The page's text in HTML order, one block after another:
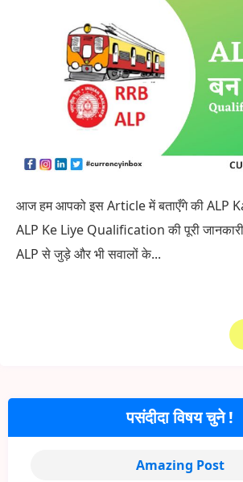
आज हम आपको इस Article में बताएँगे की ALP
ALP Ke Liye Qualification की पूरी
ALP से जुड़े और भी सवालों के...
पसंदीदा विषय चुने !
Amazing Post